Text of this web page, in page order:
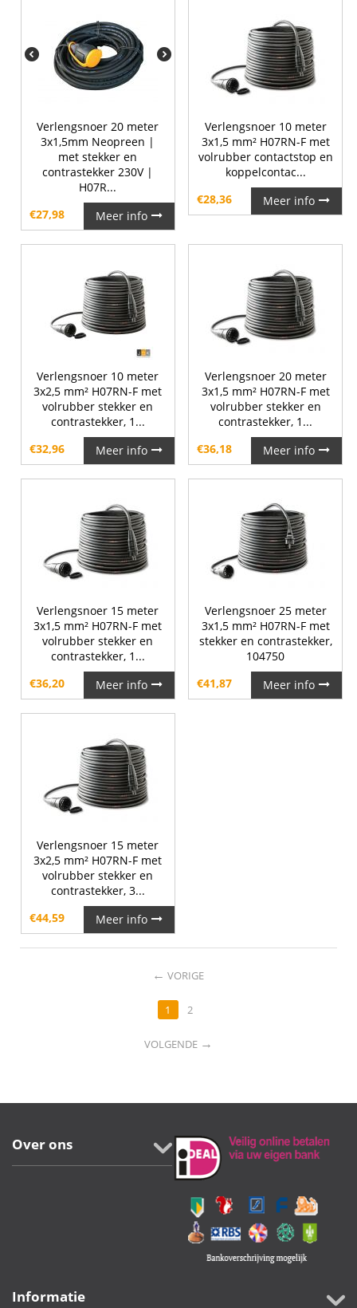
Verlengsnoer 20 meter
3x1,5mm Neopreen |
met stekker en
contrastekker 230V |
H07R...
€27,98 Meer info
Verlengsnoer 10 meter
3x1,5 mm² H07RN-F met
volrubber contactstop en
koppelcontac...
€28,36 Meer info
Verlengsnoer 10 meter
3x2,5 mm² H07RN-F met
volrubber stekker en
contrastekker, 1...
€32,96 Meer info
Verlengsnoer 20 meter
3x1,5 mm² H07RN-F met
volrubber stekker en
contrastekker, 1...
€36,18 Meer info
Verlengsnoer 15 meter
3x1,5 mm² H07RN-F met
volrubber stekker en
contrastekker, 1...
€36,20 Meer info
Verlengsnoer 25 meter
3x1,5 mm² H07RN-F met
stekker en contrastekker,
104750
€41,87 Meer info
Verlengsnoer 15 meter
3x2,5 mm² H07RN-F met
volrubber stekker en
contrastekker, 3...
€44,59 Meer info
← VORIGE
1 2
VOLGENDE →
Over ons
Informatie